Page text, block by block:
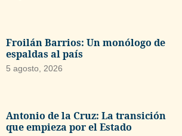
Froilán Barrios: Un monólogo de
espaldas al país
5 agosto, 2026
Antonio de la Cruz: La transición
que empieza por el Estado